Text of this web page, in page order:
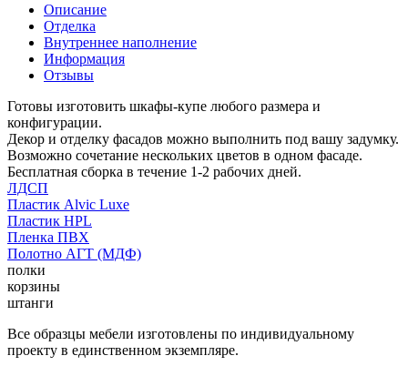
Описание
Отделка
Внутреннее наполнение
Информация
Отзывы
Готовы изготовить шкафы-купе любого размера и
конфигурации.
Декор и отделку фасадов можно выполнить под вашу задумку.
Возможно сочетание нескольких цветов в одном фасаде.
Бесплатная сборка в течение 1-2 рабочих дней.
ЛДСП
Пластик Alvic Luxe
Пластик HPL
Пленка ПВХ
Полотно АГТ (МДФ)
полки
корзины
штанги
Все образцы мебели изготовлены по индивидуальному
проекту в единственном экземпляре.